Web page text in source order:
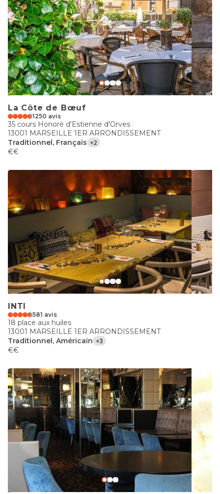
La Côte de Bœuf
1250 avis
35 cours Honoré d'Estienne d'Orves
13001 MARSEILLE 1ER ARRONDISSEMENT
Traditionnel, Français +2
€€
INTI
581 avis
18 place aux huiles
13001 MARSEILLE 1ER ARRONDISSEMENT
Traditionnel, Américain +3
€€